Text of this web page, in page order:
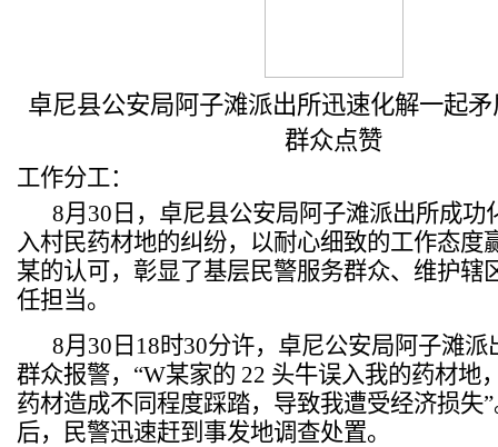
卓尼县公安局阿子滩派出所迅速化解一起
群众点赞
工作分工：
8月30日，卓尼县公安局阿子滩派出所成功
入村民药材地的纠纷， 以耐心细致的工作态度
某的认可，彰显了基层民警服务群众、维护辖
任担当。
8月30日18时30分许，卓尼公安局 阿子滩派
群众报警， “W某家的 22 头牛误入我的药材地
药材造成不同程度踩踏，导致我遭受经济损失
后，民警迅速赶到事发地调查处置。